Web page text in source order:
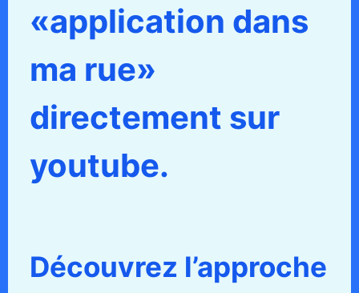
«application dans
ma rue»
directement sur
youtube.
Découvrez l’approche